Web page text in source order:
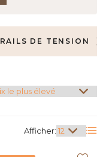
RAILS DE TENSION
Afficher: